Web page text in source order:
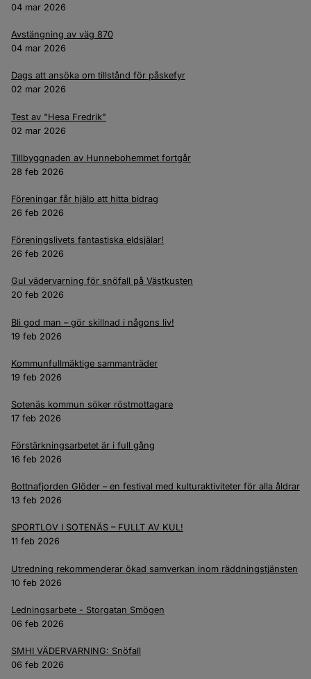
04 mar 2026
Avstängning av väg 870
04 mar 2026
Dags att ansöka om tillstånd för påskefyr
02 mar 2026
Test av "Hesa Fredrik"
02 mar 2026
Tillbyggnaden av Hunnebohemmet fortgår
28 feb 2026
Föreningar får hjälp att hitta bidrag
26 feb 2026
Föreningslivets fantastiska eldsjälar!
26 feb 2026
Gul vädervarning för snöfall på Västkusten
20 feb 2026
Bli god man – gör skillnad i någons liv!
19 feb 2026
Kommunfullmäktige sammanträder
19 feb 2026
Sotenäs kommun söker röstmottagare
17 feb 2026
Förstärkningsarbetet är i full gång
16 feb 2026
Bottnafjorden Glöder – en festival med kulturaktiviteter för alla åldrar
13 feb 2026
SPORTLOV I SOTENÄS – FULLT AV KUL!
11 feb 2026
Utredning rekommenderar ökad samverkan inom räddningstjänsten
10 feb 2026
Ledningsarbete - Storgatan Smögen
06 feb 2026
SMHI VÄDERVARNING: Snöfall
06 feb 2026